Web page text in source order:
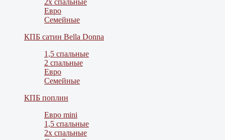
2х спальные
Евро
Семейные
КПБ сатин Bella Donna
1,5 спальные
2 спальные
Евро
Семейные
КПБ поплин
Евро mini
1,5 спальные
2х спальные